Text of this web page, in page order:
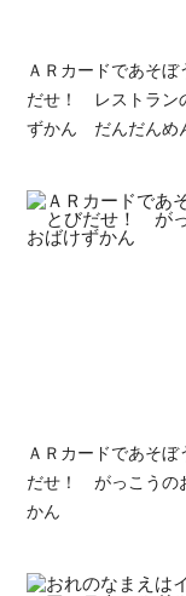
ＡＲカードであそ
だせ！ レストラン
ずかん だんだんめ
ＡＲカードであそ
だせ！ がっこうの
かん